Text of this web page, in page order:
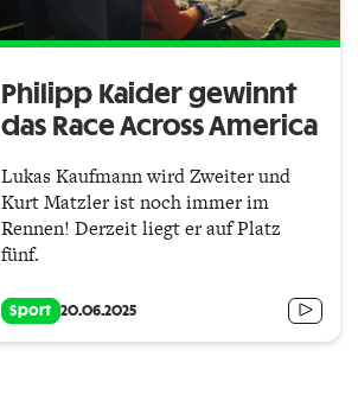
Philipp Kaider gewinnt
das Race Across America
Lukas Kaufmann wird Zweiter und
Kurt Matzler ist noch immer im
Rennen! Derzeit liegt er auf Platz
fünf.
Sport 20.06.2025